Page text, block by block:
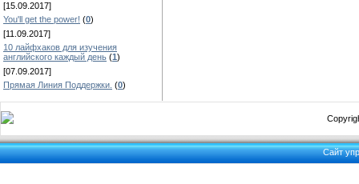
[15.09.2017]
You'll get the power! (0)
[11.09.2017]
10 лайфхаков для изучения
английского каждый день (1)
[07.09.2017]
Прямая Линия Поддержки. (0)
Сайт